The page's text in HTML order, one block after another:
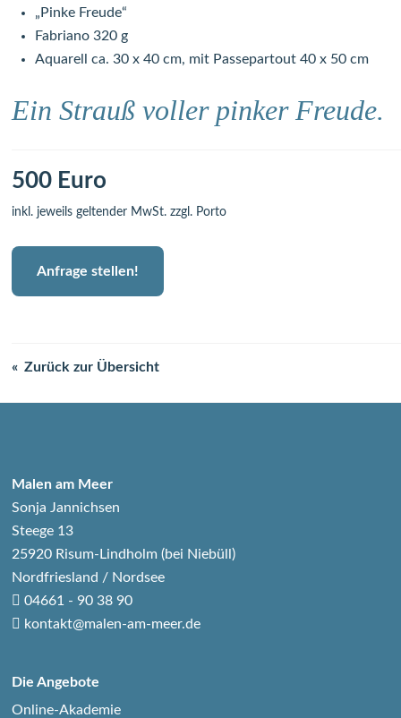
„Pinke Freude“
Fabriano 320 g
Aquarell ca. 30 x 40 cm, mit Passepartout 40 x 50 cm
Ein Strauß voller pinker Freude.
500 Euro
inkl. jeweils geltender MwSt. zzgl. Porto
Anfrage stellen!
Zurück zur Übersicht
Malen am Meer
Sonja Jannichsen
Steege 13
25920 Risum-Lindholm (bei Niebüll)
Nordfriesland / Nordsee
04661 - 90 38 90
kontakt@malen-am-meer.de
Die Angebote
Online-Akademie